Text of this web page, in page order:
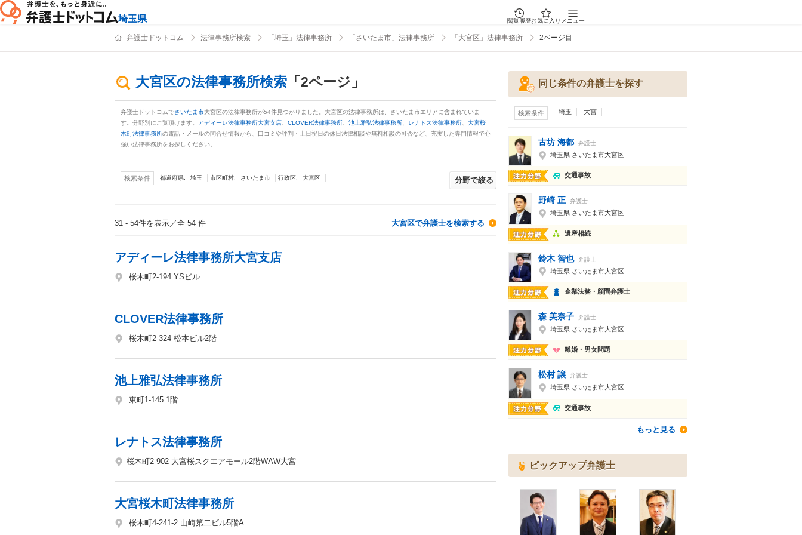
埼玉県 閲覧履歴お気に入り メニュー
弁護士ドットコム 法律事務所検索 「埼玉」法律事務所 「さいたま市」法律事務所 「大宮区」法律事務所 2ページ目
大宮区の法律事務所検索 「2ページ」
弁護士ドットコムでさいたま市大宮区の法律事務所が54件見つかりました。大宮区の法律事務所は、さいたま市エリアに含まれていま
す。分野別にご覧頂けます。 アディーレ法律事務所大宮支店 CLOVER法律事務所 池上雅弘法律事務所 レナトス法律事務所
大宮桜
木町法律事務所の電話・メールの問合せ情報から、口コミや評判・土日祝日の休日法律相談や無料相談の可否など、充実した専門情報で心
強い法律事務所をお探しください。
検索条件 都道府県: 埼玉 市区町村: さいたま市 行政区: 大宮区 分野で絞る
31 - 54件を表示／全 54 件 大宮区で弁護士を検索する
アディーレ法律事務所大宮支店
桜木町2-194 YSビル
CLOVER法律事務所
桜木町2-324 松本ビル2階
池上雅弘法律事務所
東町1-145 1階
レナトス法律事務所
桜木町2-902 大宮桜スクエアモール2階WAW大宮
大宮桜木町法律事務所
桜木町4-241-2 山崎第二ビル5階A
同じ条件の弁護士を探す
検索条件 埼玉 大宮
古坊 海都 弁護士
埼玉県 さいたま市大宮区
交通事故
野崎 正 弁護士
埼玉県 さいたま市大宮区
遺産相続
鈴木 智也 弁護士
埼玉県 さいたま市大宮区
企業法務・顧問弁護士
森 美奈子 弁護士
埼玉県 さいたま市大宮区
離婚・男女問題
松村 譲 弁護士
埼玉県 さいたま市大宮区
交通事故
もっと見る
ピックアップ弁護士